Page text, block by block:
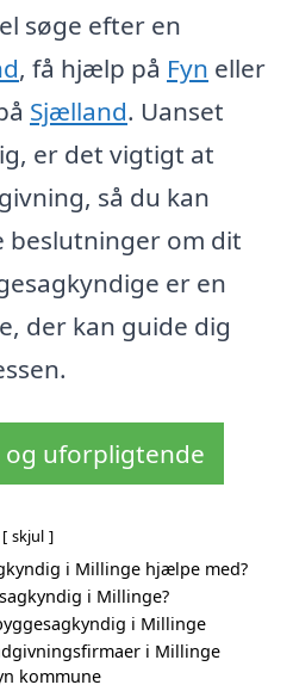
søge efter en
, få hjælp på Fyn eller
Sjælland. Uanset
er det vigtigt at
så du kan
om dit
er en
der kan guide dig
og uforpligtende
skjul
i Millinge hjælpe med?
i Millinge?
i Millinge
i Millinge
kommune